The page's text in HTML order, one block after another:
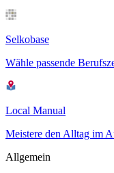
Selkobase
Wähle passende
Local Manual
Meistere den Alltag im
Allgemein